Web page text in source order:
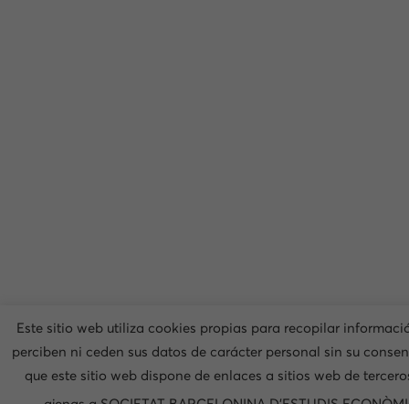
Este sitio web utiliza cookies propias para recopilar
perciben ni ceden sus datos de carácter personal sin su
que este sitio web dispone de enlaces a sitios web de